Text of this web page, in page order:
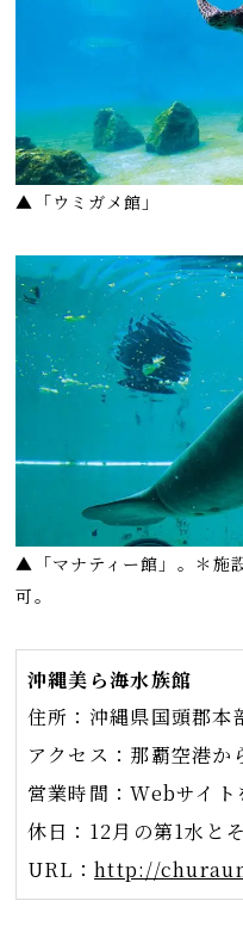
▲「ウミガメ館」
▲「マナティー館」。＊施
可。
沖縄美ら海水族館
住所：沖縄県国頭郡本
アクセス：那覇空港か
営業時間：Webサイト
休日：12月の第1水と
URL： http://